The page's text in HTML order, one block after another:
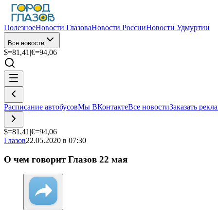
ПолезноеНовости ГлазоваНовости РоссииНовости Удмуртии
Все новости
$=81,41 |€=94,06
Расписание автобусовМы ВКонтактеВсе новостиЗаказать
$=81,41 |€=94,06
Глазов22.05.2020 в 07:30
О чем говорит Глазов 22 мая